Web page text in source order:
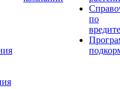
по